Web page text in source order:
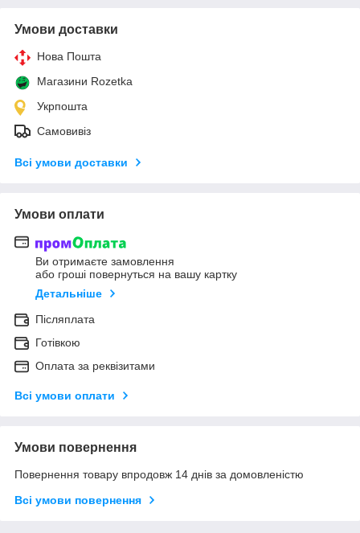
Умови доставки
Нова Пошта
Магазини Rozetka
Укрпошта
Самовивіз
Всі умови доставки
Умови оплати
Ви отримаєте замовлення
або гроші повернуться на вашу картку
Детальніше
Післяплата
Готівкою
Оплата за реквізитами
Всі умови оплати
Умови повернення
Повернення товару впродовж 14 днів за домовленістю
Всі умови повернення